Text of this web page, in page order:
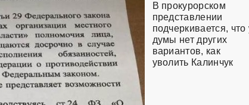
В прокурорском
представлении
подчеркивается, что
думы нет других
вариантов, как
уволить Калинчук